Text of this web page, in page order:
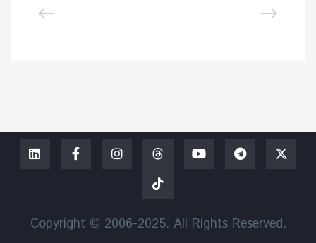
Copyright © 2006-2025. All Rights Reserved.